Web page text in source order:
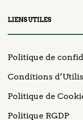
LIENS UTILES
Politique de
Conditions
Politique de
Politique RGDP